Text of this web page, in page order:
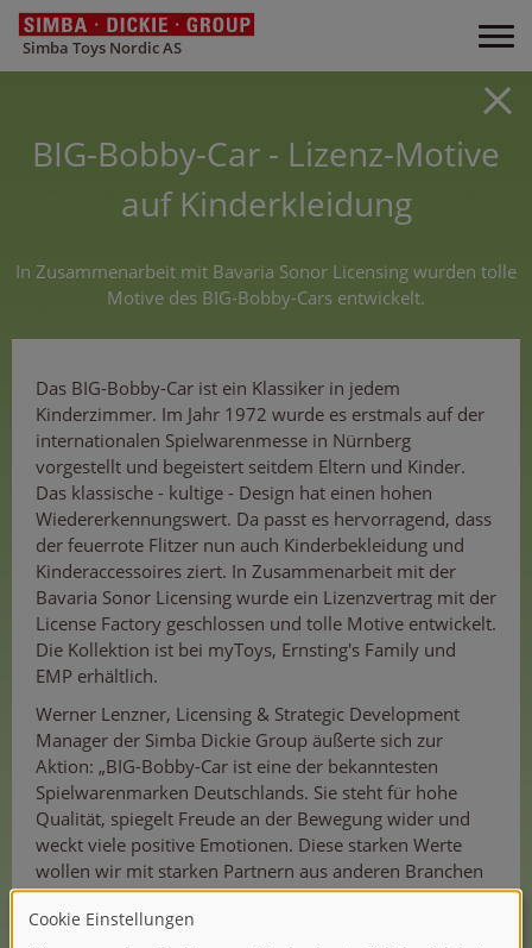
Simba Toys Nordic AS
BIG-Bobby-Car - Lizenz-Motive
auf Kinderkleidung
In Zusammenarbeit mit Bavaria Sonor Licensing wurden tolle
Motive des BIG-Bobby-Cars entwickelt.
Das BIG-Bobby-Car ist ein Klassiker in jedem
Kinderzimmer. Im Jahr 1972 wurde es erstmals auf der
internationalen Spielwarenmesse in Nürnberg
vorgestellt und begeistert seitdem Eltern und Kinder.
Das klassische - kultige - Design hat einen hohen
Wiedererkennungswert. Da passt es hervorragend, dass
der feuerrote Flitzer nun auch Kinderbekleidung und
Kinderaccessoires ziert. In Zusammenarbeit mit der
Bavaria Sonor Licensing wurde ein Lizenzvertrag mit der
License Factory geschlossen und tolle Motive entwickelt.
Die Kollektion ist bei myToys, Ernsting's Family und
EMP erhältlich.
Werner Lenzner, Licensing & Strategic Development
Manager der Simba Dickie Group äußerte sich zur
Aktion: „BIG-Bobby-Car ist eine der bekanntesten
Spielwarenmarken Deutschlands. Sie steht für hohe
Qualität, spiegelt Freude an der Bewegung wider und
weckt viele positive Emotionen. Diese starken Werte
wollen wir mit starken Partnern aus anderen Branchen
in hochwertige Produkte umsetzen.“
Die designten Motive greifen das Traditionsbewusstsein